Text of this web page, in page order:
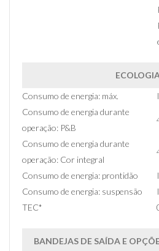
Consumo de energia: máx.
Consumo de energia durante
operação: P&B
Consumo de energia durante
operação: Cor integral
Consumo de energia: prontidão
Consumo de energia: suspensão
TEC*
BANDEJAS DE SAÍDA E